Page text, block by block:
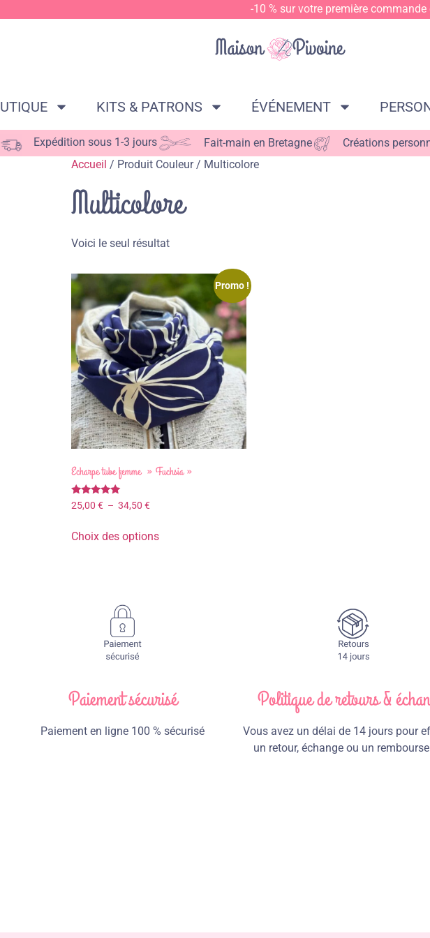
-10 % sur votre première
KITS & PATRONS ÉVÉNEMENT
Expédition sous 1-3 jours Fait-main en Bretagne
Créations
Accueil / Produit Couleur / Multicolore
Multicolore
Voici le seul résultat
Promo !
Echarpe tube femme » Fuchsia »
Note
5.00
25,00 € – 34,50 €
Choix des options
Paiement sécurisé
Paiement en ligne 100 % sécurisé
Politique de retours &
Vous avez un délai de 14 jours pour
un retour, échange ou un